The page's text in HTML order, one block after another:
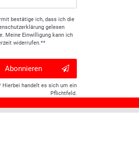
bestätige ich, dass ich die
gelesen
Meine Einwilligung kann ich
widerrufen.**
Abonnieren
Hierbei handelt es sich um ein
Pflichtfeld.